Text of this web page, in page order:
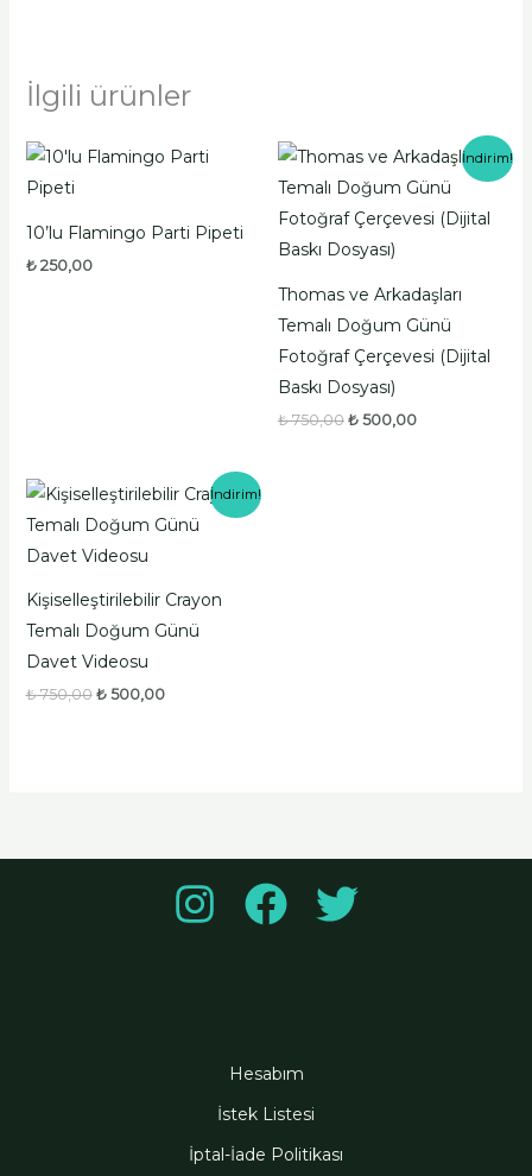
İlgili ürünler
10’lu Flamingo Parti Pipeti
₺250,00
İndirim!
Thomas ve Arkadaşları
Temalı Doğum Günü
Fotoğraf Çerçevesi (Dijital
Baskı Dosyası)
₺750,00
Orijinal
fiyat:
₺ 750,00.
₺ 500,00
Şu
andaki
fiyat:
İndirim!
Kişiselleştirilebilir Crayon
Temalı Doğum Günü
Davet Videosu
₺750,00
Orijinal
fiyat:
₺ 750,00.
₺500,00
Şu
andaki
fiyat:
Hesabım
İstek Listesi
İptal-İade Politikası